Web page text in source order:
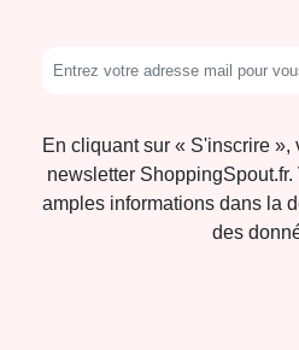
En cliquant sur « S'inscrire
newsletter
amples informations dans la
des